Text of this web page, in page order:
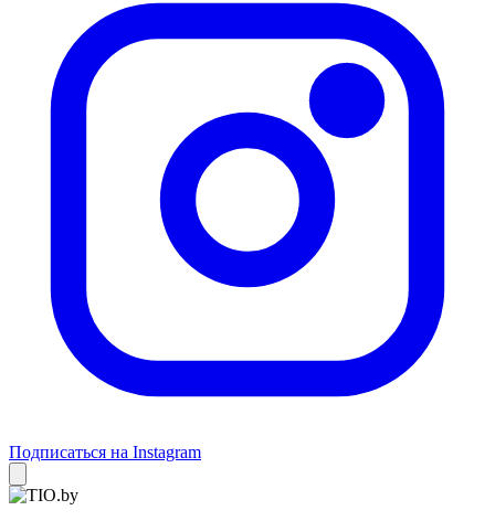
Подписаться на Instagram